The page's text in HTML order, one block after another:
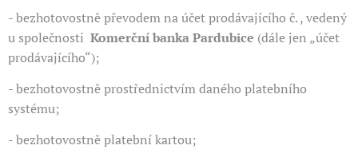
- bezhotovostně převodem na účet prodávajícího č. , vedený
u společnosti Komerční banka Pardubice (dále jen „účet
prodávajícího“);
- bezhotovostně prostřednictvím daného platebního
systému;
- bezhotovostně platební kartou;